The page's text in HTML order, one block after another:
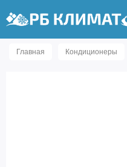
Главная Кондиционеры